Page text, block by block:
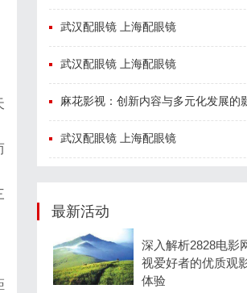
武汉配眼镜 上海配眼镜
武汉配眼镜 上海配眼镜
麻花影视：创新内容与多元化发展的影视新
武汉配眼镜 上海配眼镜
最新活动
深入解析2828电影
视爱好者的优质观
体验